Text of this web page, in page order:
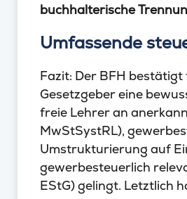
buchhalterische
Umfassende
Fazit: Der BFH bestätigt
Gesetzgeber eine
freie Lehrer an
MwStSystRL),
Umstrukturierung auf
gewerbesteuerlich
EStG) gelingt. Letztlich